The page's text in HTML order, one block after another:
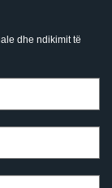
dhe ndikimit të